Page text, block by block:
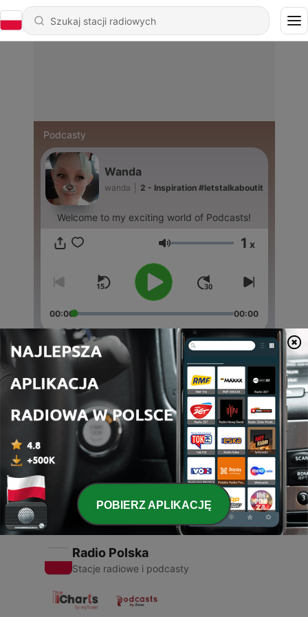
Podcasty
Wanda
wanda 2 - Inspiration #letstalkaboutit
Welcome to my exciting world of Podcasts!
Głośność 1 x
00:00 00:00
Odcinki
Inspiration #letstalkaboutit
20 wrz 2018
MGK Spotlight
16 wrz 2018
Radio Polska
Stacje radiowe i podcasty
POBIERZ APLIKACJĘ